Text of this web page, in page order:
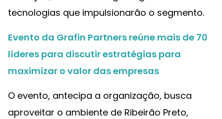
tecnologias que impulsionarão o segmento.
Evento da Grafin Partners reúne mais de 70
líderes para discutir estratégias para
maximizar o valor das empresas
O evento, antecipa a organização, busca
aproveitar o ambiente de Ribeirão Preto,